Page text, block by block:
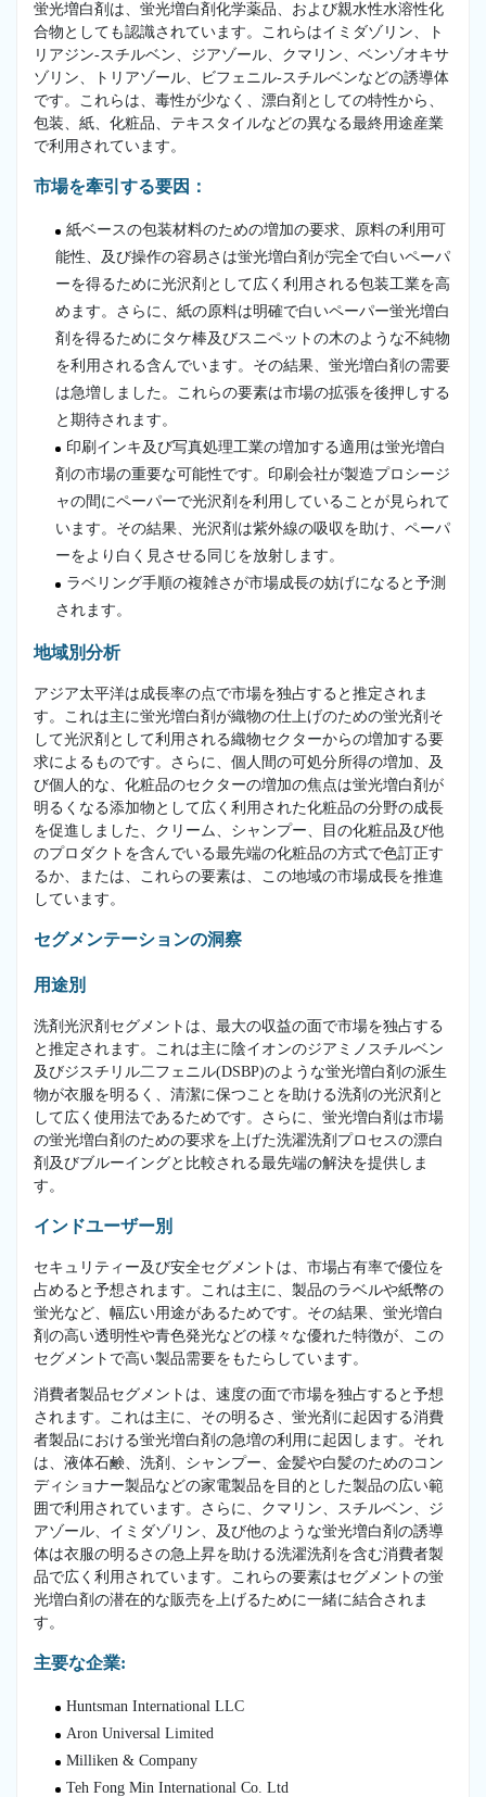
蛍光増白剤は、蛍光増白剤化学薬品、および親水性水溶性化
合物としても認識されています。これらはイミダゾリン、ト
リアジン-スチルベン、ジアゾール、クマリン、ベンゾオキサ
ゾリン、トリアゾール、ビフェニル-スチルベンなどの誘導体
です。これらは、毒性が少なく、漂白剤としての特性から、
包装、紙、化粧品、テキスタイルなどの異なる最終用途産業
で利用されています。
市場を牽引する要因：
紙ベースの包装材料のための増加の要求、原料の利用可
能性、及び操作の容易さは蛍光増白剤が完全で白いペーパ
ーを得るために光沢剤として広く利用される包装工業を高
めます。さらに、紙の原料は明確で白いペーパー蛍光増白
剤を得るためにタケ棒及びスニペットの木のような不純物
を利用される含んでいます。その結果、蛍光増白剤の需要
は急増しました。これらの要素は市場の拡張を後押しする
と期待されます。
印刷インキ及び写真処理工業の増加する適用は蛍光増白
剤の市場の重要な可能性です。印刷会社が製造プロシージ
ャの間にペーパーで光沢剤を利用していることが見られて
います。その結果、光沢剤は紫外線の吸収を助け、ペーパ
ーをより白く見させる同じを放射します。
ラベリング手順の複雑さが市場成長の妨げになると予測
されます。
地域別分析
アジア太平洋は成長率の点で市場を独占すると推定されま
す。これは主に蛍光増白剤が織物の仕上げのための蛍光剤そ
して光沢剤として利用される織物セクターからの増加する要
求によるものです。さらに、個人間の可処分所得の増加、及
び個人的な、化粧品のセクターの増加の焦点は蛍光増白剤が
明るくなる添加物として広く利用された化粧品の分野の成長
を促進しました、クリーム、シャンプー、目の化粧品及び他
のプロダクトを含んでいる最先端の化粧品の方式で色訂正す
るか、または、これらの要素は、この地域の市場成長を推進
しています。
セグメンテーションの洞察
用途別
洗剤光沢剤セグメントは、最大の収益の面で市場を独占する
と推定されます。これは主に陰イオンのジアミノスチルベン
及びジスチリル二フェニル(DSBP)のような蛍光増白剤の派生
物が衣服を明るく、清潔に保つことを助ける洗剤の光沢剤と
して広く使用法であるためです。さらに、蛍光増白剤は市場
の蛍光増白剤のための要求を上げた洗濯洗剤プロセスの漂白
剤及びブルーイングと比較される最先端の解決を提供しま
す。
インドユーザー別
セキュリティー及び安全セグメントは、市場占有率で優位を
占めると予想されます。これは主に、製品のラベルや紙幣の
蛍光など、幅広い用途があるためです。その結果、蛍光増白
剤の高い透明性や青色発光などの様々な優れた特徴が、この
セグメントで高い製品需要をもたらしています。
消費者製品セグメントは、速度の面で市場を独占すると予想
されます。これは主に、その明るさ、蛍光剤に起因する消費
者製品における蛍光増白剤の急増の利用に起因します。それ
は、液体石鹸、洗剤、シャンプー、金髪や白髪のためのコン
ディショナー製品などの家電製品を目的とした製品の広い範
囲で利用されています。さらに、クマリン、スチルベン、ジ
アゾール、イミダゾリン、及び他のような蛍光増白剤の誘導
体は衣服の明るさの急上昇を助ける洗濯洗剤を含む消費者製
品で広く利用されています。これらの要素はセグメントの蛍
光増白剤の潜在的な販売を上げるために一緒に結合されま
す。
主要な企業:
Huntsman International LLC
Aron Universal Limited
Milliken & Company
Teh Fong Min International Co. Ltd